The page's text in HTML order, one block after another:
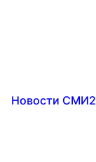
Новости СМИ2